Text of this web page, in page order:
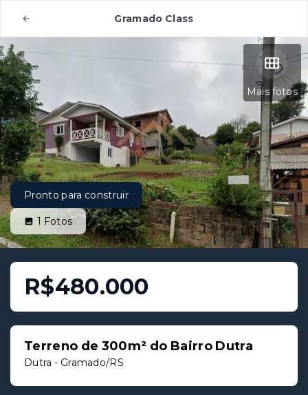
Gramado Class
Mais fotos
Pronto para construir
1 Fotos
R$480.000
Terreno de 300m² do Bairro Dutra
Dutra - Gramado/RS